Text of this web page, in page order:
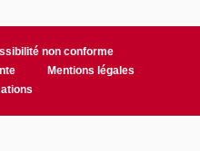
non conforme
Mentions légales